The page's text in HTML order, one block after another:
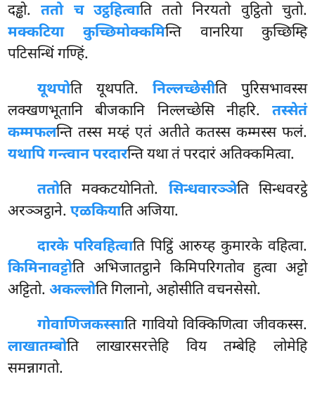
दड्ढो.ततो च उट्ठहित्वाति ततो निरयतो वुट्ठितो चुतो.
मक्कटिया कुच्छिमोक्कमिन्ति वानरिया कुच्छिम्हि
पटिसन्धिं गण्हिं.
यूथपोति यूथपति. निल्लच्छेसीति पुरिसभावस्स
लक्खणभूतानि बीजकानि निल्लच्छेसि नीहरि. तस्सेतं
कम्मफलन्ति तस्स मय्हं एतं अतीते कतस्स कम्मस्स फलं.
यथापि गन्त्वान परदारन्ति यथा तं परदारं अतिक्कमित्वा.
ततोतिमक्कटयोनितो. सिन्धवारञ्ञेति सिन्धवरट्ठे
अरञ्ञट्ठाने.एळकियाति अजिया.
दारके परिवहित्वाति पिट्ठिं आरुय्ह कुमारके वहित्वा.
किमिनावट्टोति अभिजातट्ठाने किमिपरिगतोव हुत्वा अट्टो
अट्टितो.अकल्लोति गिलानो, अहोसीति वचनसेसो.
गोवाणिजकस्साति गावियो विक्किणित्वा जीवकस्स.
लाखातम्बोति लाखारसरत्तेहि विय तम्बेहि लोमेहि
समन्नागतो.